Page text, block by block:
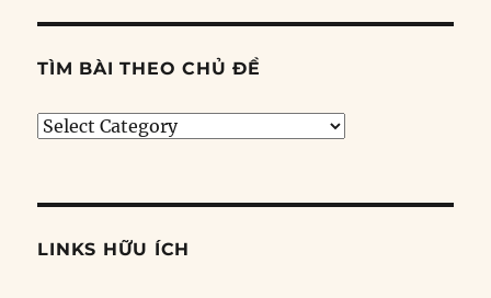
TÌM BÀI THEO CHỦ ĐỀ
Tìm
đề
LINKS HỮU ÍCH